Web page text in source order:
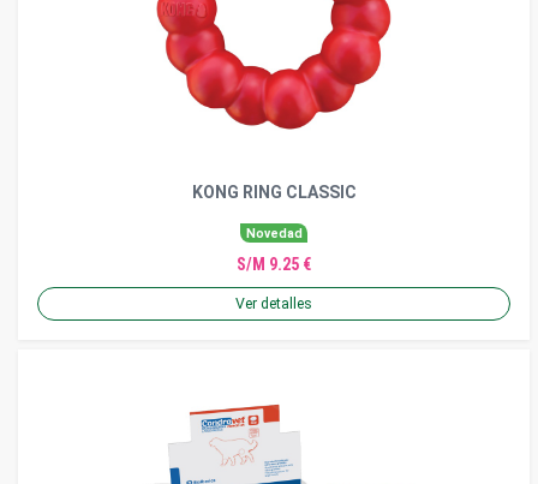
KONG RING CLASSIC
Novedad
S/M 9.25 €
Ver detalles